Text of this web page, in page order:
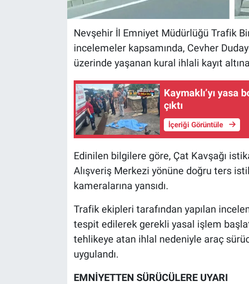
Nevşehir İl Emniyet Müdürlüğü Trafik
incelemeler kapsamında, Cevher
üzerinde yaşanan kural ihlali kayıt altına
Kaymaklı’yı yasa
çıktı
İçeriği Görüntüle
Edinilen bilgilere göre, Çat Kavşağı
Alışveriş Merkezi yönüne doğru ters
kameralarına yansıdı.
Trafik ekipleri tarafından yapılan
tespit edilerek gerekli yasal işlem
tehlikeye atan ihlal nedeniyle araç
uygulandı.
EMNİYETTEN SÜRÜCÜLERE UYARI